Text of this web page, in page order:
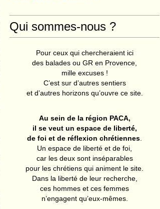
Qui sommes-nous ?
Pour ceux qui chercheraient ici
des balades ou GR en Provence,
mille excuses !
C’est sur d’autres sentiers
et d’autres horizons qu’ouvre ce site.
Au sein de la région PACA,
il se veut un espace de liberté,
de foi et de réflexion chrétiennes
Un espace de liberté et de foi,
car les deux sont inséparables
pour les chrétiens qui animent le site.
Dans la liberté de leur recherche,
ces hommes et ces femmes
n’engagent qu’eux-mêmes.